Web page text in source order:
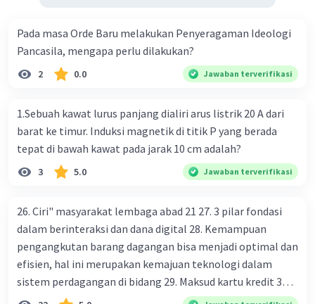
Pada masa Orde Baru melakukan Penyeragaman Ideologi
Pancasila, mengapa perlu dilakukan?
2 0.0 Jawaban terverifikasi
1.Sebuah kawat lurus panjang dialiri arus listrik 20 A dari
barat ke timur. Induksi magnetik di titik P yang berada
tepat di bawah kawat pada jarak 10 cm adalah?
3 5.0 Jawaban terverifikasi
26. Ciri" masyarakat lembaga abad 21 27. 3 pilar fondasi
dalam berinteraksi dan dana digital 28. Kemampuan
pengangkutan barang dagangan bisa menjadi optimal dan
efisien, hal ini merupakan kemajuan teknologi dalam
sistem perdagangan di bidang 29. Maksud kartu kredit 30.
Manfaat penggunaan teknologi informasi di bidang